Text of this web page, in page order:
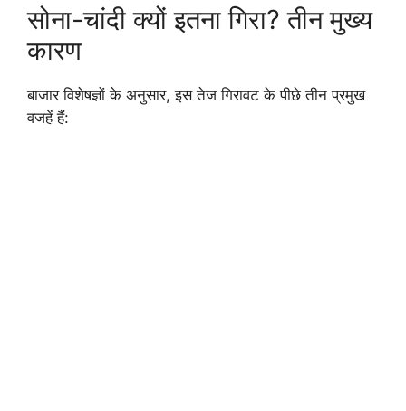
सोना-चांदी क्यों इतना गिरा? तीन मुख्य
कारण
बाजार विशेषज्ञों के अनुसार, इस तेज गिरावट के पीछे तीन प्रमुख
वजहें हैं: